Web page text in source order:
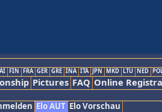
FIN FRA GER GRE INA ITA JPN MKD LTU NED
Pictures FAQ Online
Elo AUT Elo Vorschau